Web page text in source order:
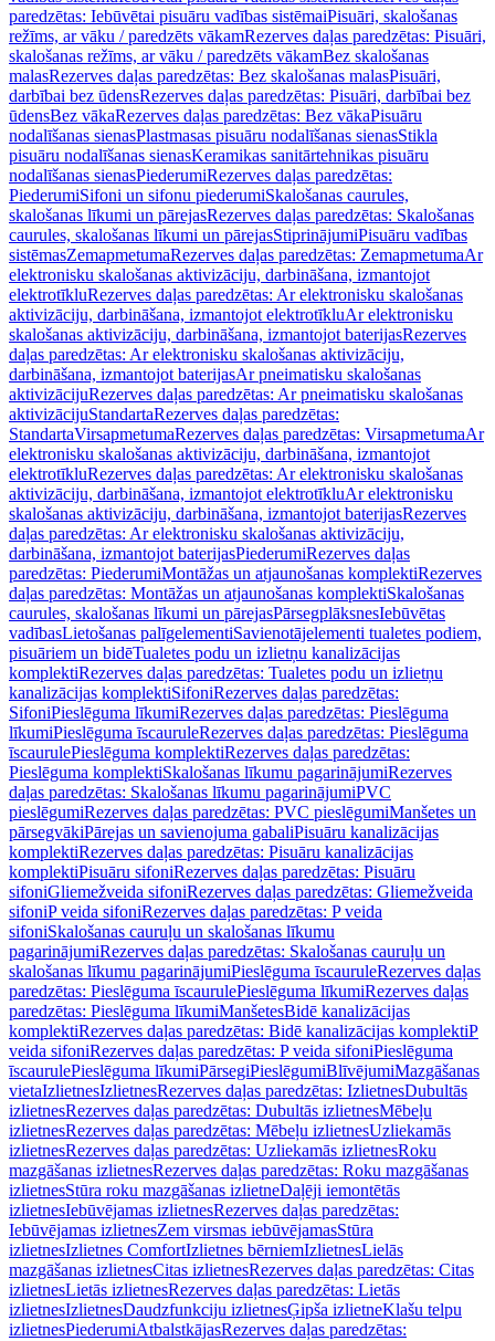
paredzētas: Iebūvētai pisuāru vadības sistēmaiPisuāri, skalošanas
režīms, ar vāku / paredzēts vākamRezerves daļas paredzētas: Pisuāri,
skalošanas režīms, ar vāku / paredzēts vākamBez skalošanas
malasRezerves daļas paredzētas: Bez skalošanas malasPisuāri,
darbībai bez ūdensRezerves daļas paredzētas: Pisuāri, darbībai bez
ūdensBez vākaRezerves daļas paredzētas: Bez vākaPisuāru
nodalīšanas sienasPlastmasas pisuāru nodalīšanas sienasStikla
pisuāru nodalīšanas sienasKeramikas sanitārtehnikas pisuāru
nodalīšanas sienasPiederumiRezerves daļas paredzētas:
PiederumiSifoni un sifonu piederumiSkalošanas caurules,
skalošanas līkumi un pārejasRezerves daļas paredzētas: Skalošanas
caurules, skalošanas līkumi un pārejasStiprinājumiPisuāru vadības
sistēmasZemapmetumaRezerves daļas paredzētas: ZemapmetumaAr
elektronisku skalošanas aktivizāciju, darbināšana, izmantojot
elektrotīkluRezerves daļas paredzētas: Ar elektronisku skalošanas
aktivizāciju, darbināšana, izmantojot elektrotīkluAr elektronisku
skalošanas aktivizāciju, darbināšana, izmantojot baterijasRezerves
daļas paredzētas: Ar elektronisku skalošanas aktivizāciju,
darbināšana, izmantojot baterijasAr pneimatisku skalošanas
aktivizācijuRezerves daļas paredzētas: Ar pneimatisku skalošanas
aktivizācijuStandartaRezerves daļas paredzētas:
StandartaVirsapmetumaRezerves daļas paredzētas: VirsapmetumaAr
elektronisku skalošanas aktivizāciju, darbināšana, izmantojot
elektrotīkluRezerves daļas paredzētas: Ar elektronisku skalošanas
aktivizāciju, darbināšana, izmantojot elektrotīkluAr elektronisku
skalošanas aktivizāciju, darbināšana, izmantojot baterijasRezerves
daļas paredzētas: Ar elektronisku skalošanas aktivizāciju,
darbināšana, izmantojot baterijasPiederumiRezerves daļas
paredzētas: PiederumiMontāžas un atjaunošanas komplektiRezerves
daļas paredzētas: Montāžas un atjaunošanas komplektiSkalošanas
caurules, skalošanas līkumi un pārejasPārsegplāksnesIebūvētas
vadībasLietošanas palīgelementiSavienotājelementi tualetes podiem,
pisuāriem un bidēTualetes podu un izlietņu kanalizācijas
komplektiRezerves daļas paredzētas: Tualetes podu un izlietņu
kanalizācijas komplektiSifoniRezerves daļas paredzētas:
SifoniPieslēguma līkumiRezerves daļas paredzētas: Pieslēguma
līkumiPieslēguma īscauruleRezerves daļas paredzētas: Pieslēguma
īscaurulePieslēguma komplektiRezerves daļas paredzētas:
Pieslēguma komplektiSkalošanas līkumu pagarinājumiRezerves
daļas paredzētas: Skalošanas līkumu pagarinājumiPVC
pieslēgumiRezerves daļas paredzētas: PVC pieslēgumiManšetes un
pārsegvākiPārejas un savienojuma gabaliPisuāru kanalizācijas
komplektiRezerves daļas paredzētas: Pisuāru kanalizācijas
komplektiPisuāru sifoniRezerves daļas paredzētas: Pisuāru
sifoniGliemežveida sifoniRezerves daļas paredzētas: Gliemežveida
sifoniP veida sifoniRezerves daļas paredzētas: P veida
sifoniSkalošanas cauruļu un skalošanas līkumu
pagarinājumiRezerves daļas paredzētas: Skalošanas cauruļu un
skalošanas līkumu pagarinājumiPieslēguma īscauruleRezerves daļas
paredzētas: Pieslēguma īscaurulePieslēguma līkumiRezerves daļas
paredzētas: Pieslēguma līkumiManšetesBidē kanalizācijas
komplektiRezerves daļas paredzētas: Bidē kanalizācijas komplektiP
veida sifoniRezerves daļas paredzētas: P veida sifoniPieslēguma
īscaurulePieslēguma līkumiPārsegiPieslēgumiBlīvējumiMazgāšanas
vietaIzlietnesIzlietnesRezerves daļas paredzētas: IzlietnesDubultās
izlietnesRezerves daļas paredzētas: Dubultās izlietnesMēbeļu
izlietnesRezerves daļas paredzētas: Mēbeļu izlietnesUzliekamās
izlietnesRezerves daļas paredzētas: Uzliekamās izlietnesRoku
mazgāšanas izlietnesRezerves daļas paredzētas: Roku mazgāšanas
izlietnesStūra roku mazgāšanas izlietneDaļēji iemontētās
izlietnesIebūvējamas izlietnesRezerves daļas paredzētas:
Iebūvējamas izlietnesZem virsmas iebūvējamasStūra
izlietnesIzlietnes ComfortIzlietnes bērniemIzlietnesLielās
mazgāšanas izlietnesCitas izlietnesRezerves daļas paredzētas: Citas
izlietnesLietās izlietnesRezerves daļas paredzētas: Lietās
izlietnesIzlietnesDaudzfunkciju izlietnesĢipša izlietneKlašu telpu
izlietnesPiederumiAtbalstkājasRezerves daļas paredzētas: